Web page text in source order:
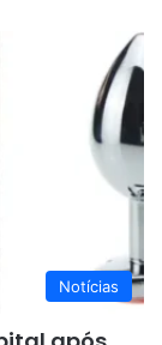
Notícias